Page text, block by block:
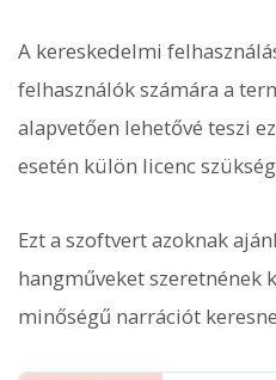
A kereskedelmi
felhasználók számára a
alapvetően lehetővé teszi
esetén külön licenc
Ezt a szoftvert azoknak
hangműveket szeretnének
minőségű narrációt